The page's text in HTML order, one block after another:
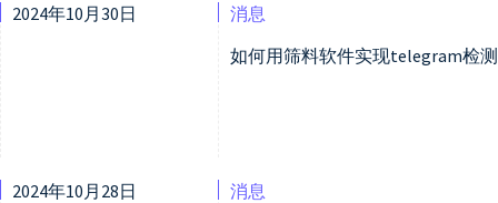
2024年10月30日
消息
如何用筛料软件实现telegram检
2024年10月28日
消息